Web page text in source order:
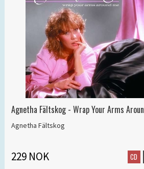
Agnetha Fältskog - Wrap Your Arms Aroun
Agnetha Fältskog
229 NOK CD